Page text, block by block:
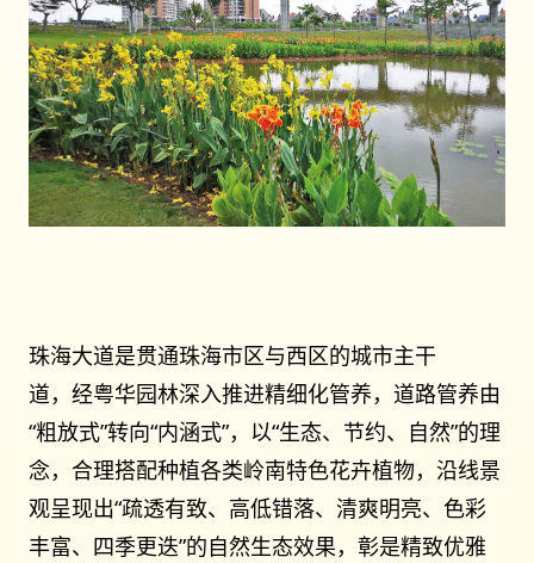
珠海大道是贯通珠海市区与西区的城市主干
道，经粤华园林深入推进精细化管养，道路管养由
“粗放式”转向“内涵式”，以“生态、节约、自然”的理
念，合理搭配种植各类岭南特色花卉植物，沿线景
观呈现出“疏透有致、高低错落、清爽明亮、色彩
丰富、四季更迭”的自然生态效果，彰是精致优雅